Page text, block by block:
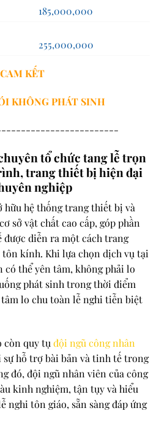
185,000,000
255,000,000
CAM KẾT
KHÔNG PHÁT SINH
tổ chức tang lễ trọn
trang thiết bị hiện đại
nghiệp
hữu hệ thống trang thiết bị và
sở vật chất cao cấp, góp phần
được diễn ra một cách trang
tôn kính. Khi lựa chọn dịch vụ tại
có thể yên tâm, không phải lo
phát sinh trong thời điểm
lo chu toàn lễ nghi tiễn biệt
còn quy tụ đội ngũ công nhân
sự hỗ trợ bài bản và tinh tế trong
đó, đội ngũ nhân viên của công
kinh nghiệm, tận tụy và hiểu
nghi tôn giáo, sẵn sàng đáp ứng